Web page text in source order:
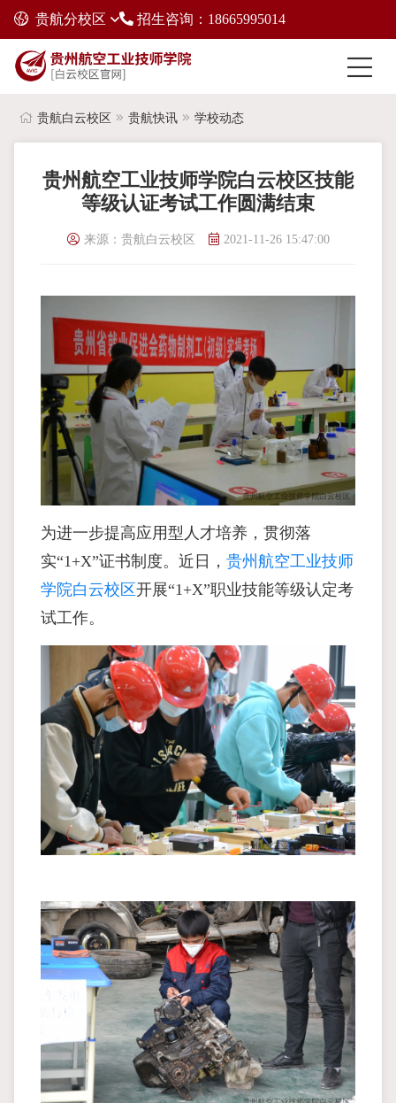
贵航分校区 招生咨询：18665995014
贵航白云校区 贵航快讯 学校动态
贵州航空工业技师学院白云校区技能
等级认证考试工作圆满结束
来源：贵航白云校区 2021-11-26 15:47:00
为进一步提高应用型人才培养，贯彻落
实“1+X”证书制度。近日， 贵州航空工业技师
学院白云校区开展“1+X”职业技能等级认定考
试工作。